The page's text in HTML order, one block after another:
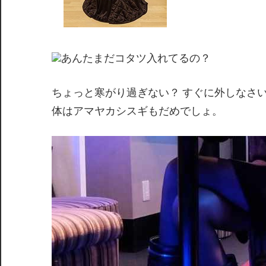
あんたまだコタツ入れてるの？
ちょっと寒がり過ぎない？ すぐに外しなさ
体はアマヤカシスギもだめでしょ。